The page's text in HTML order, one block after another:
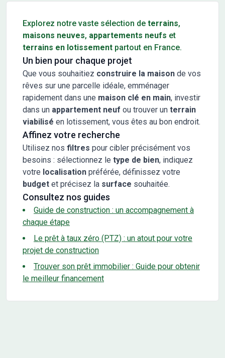
Explorez notre vaste sélection de terrains,
maisons neuves, appartements neufs et
terrains en lotissement partout en France.
Un bien pour chaque projet
Que vous souhaitiez construire la maison de vos
rêves sur une parcelle idéale, emménager
rapidement dans une maison clé en main, investir
dans un appartement neuf ou trouver un terrain
viabilisé en lotissement, vous êtes au bon endroit.
Affinez votre recherche
Utilisez nos filtres pour cibler précisément vos
besoins : sélectionnez le type de bien, indiquez
votre localisation préférée, définissez votre
budget et précisez la surface souhaitée.
Consultez nos guides
Guide de construction : un accompagnement à
chaque étape
Le prêt à taux zéro (PTZ) : un atout pour votre
projet de construction
Trouver son prêt immobilier : Guide pour obtenir
le meilleur financement